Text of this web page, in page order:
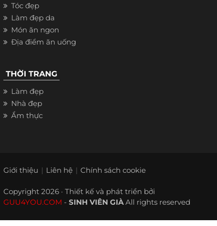
Tóc đẹp
Làm đẹp da
Món ăn ngon
Địa điểm ăn uống
THỜI TRANG
Làm đẹp
Nhà đẹp
Ẩm thực
Giới thiệu Liên hệ Chính sách cookie
Copyright 2026 · Thiết kế và phát triển bởi
GUU4YOU.COM - SINH VIÊN GIÀ All rights reserved